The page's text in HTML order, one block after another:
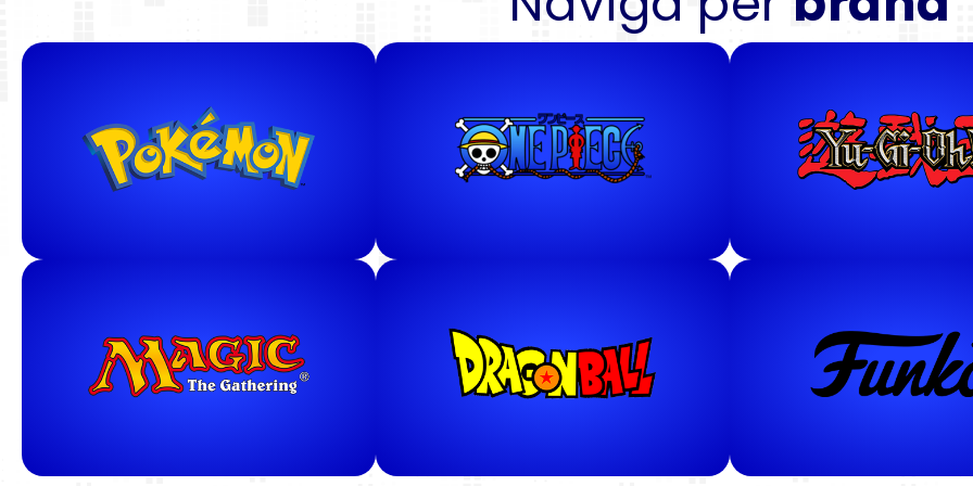
Tutti gli articoli
Pokémon
ACQUISTA ORA
OnePiece
ACQUISTA ORA
Tutti gli
Yu-Gi-
ACQUISTA
Magic
ACQUISTA ORA
DragonBall
ACQUISTA ORA
Funko
ACQUISTA ORA